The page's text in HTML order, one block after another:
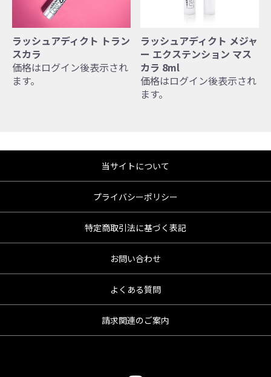
ラッシュアディクト トラン
スカラ
価格はログイン後表示され
ます。
ラッシュアディクト メジャ
ー エクステンション マス
カラ 8ml
価格はログイン後表示され
ます。
当サイトについて
プライバシーポリシー
特定商取引法に基づく表記
お問い合わせ
よくある質問
請求関連のご案内